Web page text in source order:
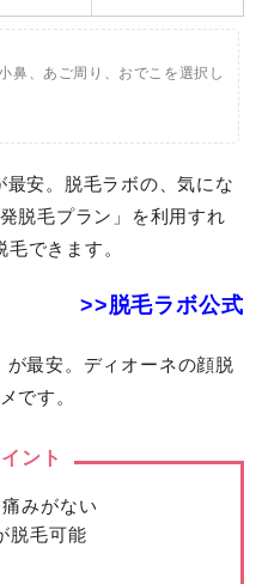
、あご周り、おでこを選択し
最安。脱毛ラボの、気にな
脱毛プラン」を利用すれ
できます。
>>脱毛ラボ公式
が最安。ディオーネの顔脱
です。
ント
みがない
脱毛可能